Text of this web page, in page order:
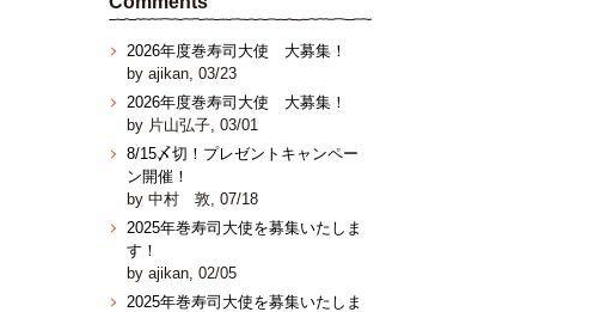
2026年度巻寿司大使 大募集！
by ajikan, 03/23
2026年度巻寿司大使 大募集！
by 片山弘子, 03/01
8/15〆切！プレゼントキャンペー
ン開催！
by 中村 敦, 07/18
2025年巻寿司大使を募集いたしま
す！
by ajikan, 02/05
2025年巻寿司大使を募集いたしま